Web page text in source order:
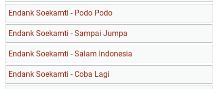
Endank Soekamti - Podo Podo
Endank Soekamti - Sampai Jumpa
Endank Soekamti - Salam Indonesia
Endank Soekamti - Coba Lagi